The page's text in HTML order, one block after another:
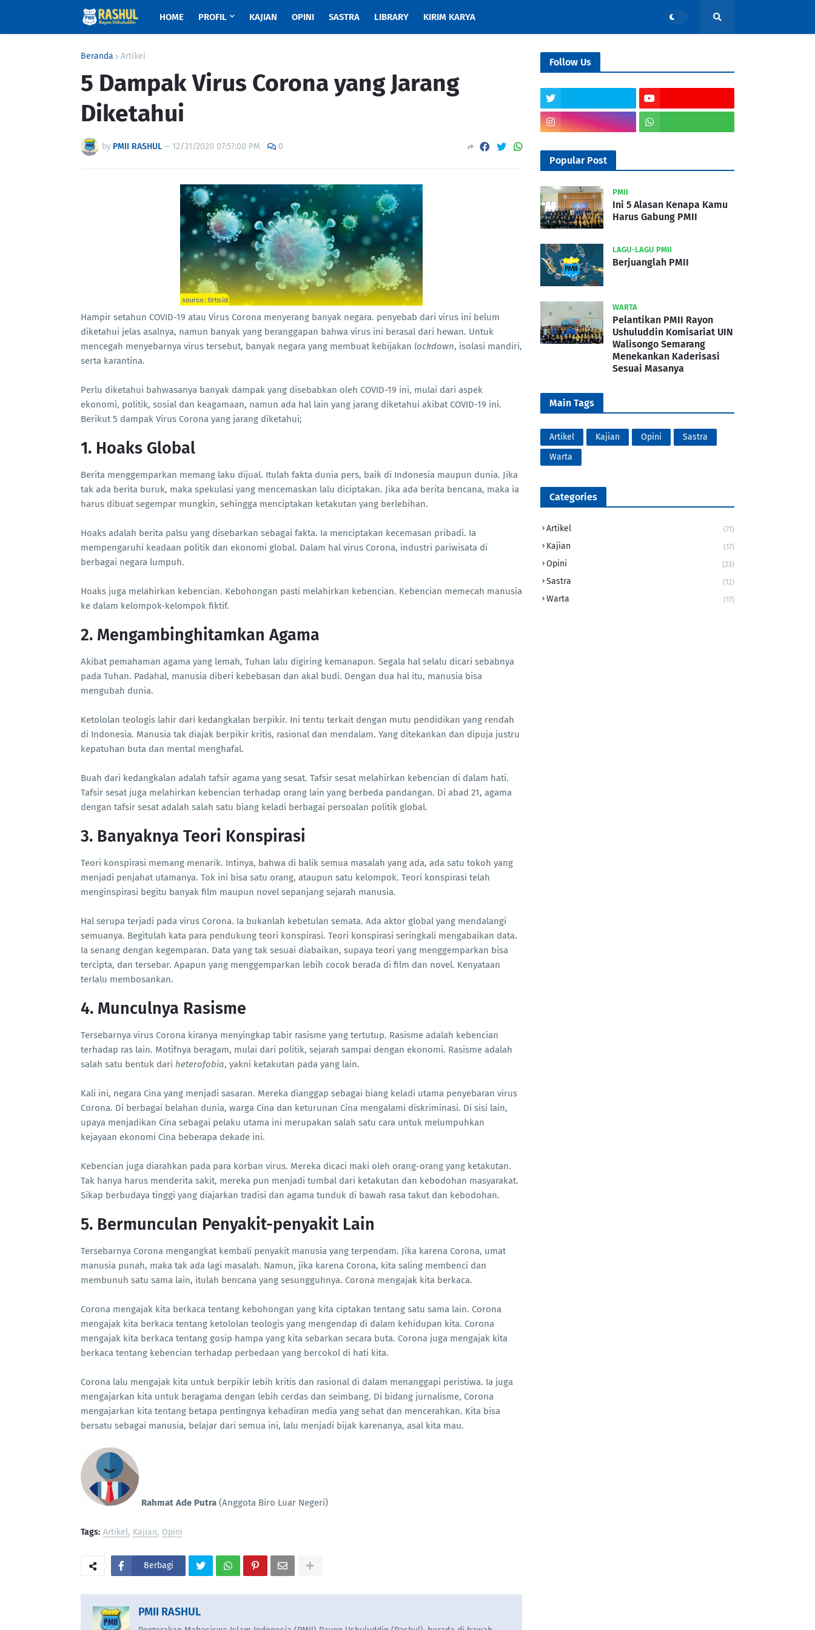
HOME PROFIL KAJIAN OPINI SASTRA LIBRARY KIRIM KARYA
Beranda Artikel
5 Dampak Virus Corona yang Jarang
Diketahui
by PMII RASHUL— 12/31/2020 07:57:00 PM 0
Hampir setahun COVID-19 atau Virus Corona menyerang banyak negara. penyebab dari virus ini belum
diketahui jelas asalnya, namun banyak yang beranggapan bahwa virus ini berasal dari hewan. Untuk
mencegah menyebarnya virus tersebut, banyak negara yang membuat kebijakan lockdown, isolasi mandiri,
serta karantina.
Perlu diketahui bahwasanya banyak dampak yang disebabkan oleh COVID-19 ini, mulai dari aspek
ekonomi, politik, sosial dan keagamaan, namun ada hal lain yang jarang diketahui akibat COVID-19 ini.
Berikut 5 dampak Virus Corona yang jarang diketahui;
1. Hoaks Global
Berita menggemparkan memang laku dijual. Itulah fakta dunia pers, baik di Indonesia maupun dunia. Jika
tak ada berita buruk, maka spekulasi yang mencemaskan lalu diciptakan. Jika ada berita bencana, maka ia
harus dibuat segempar mungkin, sehingga menciptakan ketakutan yang berlebihan.
Hoaks adalah berita palsu yang disebarkan sebagai fakta. Ia menciptakan kecemasan pribadi. Ia
mempengaruhi keadaan politik dan ekonomi global. Dalam hal virus Corona, industri pariwisata di
berbagai negara lumpuh.
Hoaks juga melahirkan kebencian. Kebohongan pasti melahirkan kebencian. Kebencian memecah manusia
ke dalam kelompok-kelompok fiktif.
2. Mengambinghitamkan Agama
Akibat pemahaman agama yang lemah, Tuhan lalu digiring kemanapun. Segala hal selalu dicari sebabnya
pada Tuhan. Padahal, manusia diberi kebebasan dan akal budi. Dengan dua hal itu, manusia bisa
mengubah dunia.
Ketololan teologis lahir dari kedangkalan berpikir. Ini tentu terkait dengan mutu pendidikan yang rendah
di Indonesia. Manusia tak diajak berpikir kritis, rasional dan mendalam. Yang ditekankan dan dipuja justru
kepatuhan buta dan mental menghafal.
Buah dari kedangkalan adalah tafsir agama yang sesat. Tafsir sesat melahirkan kebencian di dalam hati.
Tafsir sesat juga melahirkan kebencian terhadap orang lain yang berbeda pandangan. Di abad 21, agama
dengan tafsir sesat adalah salah satu biang keladi berbagai persoalan politik global.
3. Banyaknya Teori Konspirasi
Teori konspirasi memang menarik. Intinya, bahwa di balik semua masalah yang ada, ada satu tokoh yang
menjadi penjahat utamanya. Tok ini bisa satu orang, ataupun satu kelompok. Teori konspirasi telah
menginspirasi begitu banyak film maupun novel sepanjang sejarah manusia.
Hal serupa terjadi pada virus Corona. Ia bukanlah kebetulan semata. Ada aktor global yang mendalangi
semuanya. Begitulah kata para pendukung teori konspirasi. Teori konspirasi seringkali mengabaikan data.
Ia senang dengan kegemparan. Data yang tak sesuai diabaikan, supaya teori yang menggemparkan bisa
tercipta, dan tersebar. Apapun yang menggemparkan lebih cocok berada di film dan novel. Kenyataan
terlalu membosankan.
4. Munculnya Rasisme
Tersebarnya virus Corona kiranya menyingkap tabir rasisme yang tertutup. Rasisme adalah kebencian
terhadap ras lain. Motifnya beragam, mulai dari politik, sejarah sampai dengan ekonomi. Rasisme adalah
salah satu bentuk dari heterofobia, yakni ketakutan pada yang lain.
Kali ini, negara Cina yang menjadi sasaran. Mereka dianggap sebagai biang keladi utama penyebaran virus
Corona. Di berbagai belahan dunia, warga Cina dan keturunan Cina mengalami diskriminasi. Di sisi lain,
upaya menjadikan Cina sebagai pelaku utama ini merupakan salah satu cara untuk melumpuhkan
kejayaan ekonomi Cina beberapa dekade ini.
Kebencian juga diarahkan pada para korban virus. Mereka dicaci maki oleh orang-orang yang ketakutan.
Tak hanya harus menderita sakit, mereka pun menjadi tumbal dari ketakutan dan kebodohan masyarakat.
Sikap berbudaya tinggi yang diajarkan tradisi dan agama tunduk di bawah rasa takut dan kebodohan.
5. Bermunculan Penyakit-penyakit Lain
Tersebarnya Corona mengangkat kembali penyakit manusia yang terpendam. Jika karena Corona, umat
manusia punah, maka tak ada lagi masalah. Namun, jika karena Corona, kita saling membenci dan
membunuh satu sama lain, itulah bencana yang sesungguhnya. Corona mengajak kita berkaca.
Corona mengajak kita berkaca tentang kebohongan yang kita ciptakan tentang satu sama lain. Corona
mengajak kita berkaca tentang ketololan teologis yang mengendap di dalam kehidupan kita. Corona
mengajak kita berkaca tentang gosip hampa yang kita sebarkan secara buta. Corona juga mengajak kita
berkaca tentang kebencian terhadap perbedaan yang bercokol di hati kita.
Corona lalu mengajak kita untuk berpikir lebih kritis dan rasional di dalam menanggapi peristiwa. Ia juga
mengajarkan kita untuk beragama dengan lebih cerdas dan seimbang. Di bidang jurnalisme, Corona
mengajarkan kita tentang betapa pentingnya kehadiran media yang sehat dan mencerahkan. Kita bisa
bersatu sebagai manusia, belajar dari semua ini, lalu menjadi bijak karenanya, asal kita mau.
Rahmat Ade Putra (Anggota Biro Luar Negeri)
Tags: Artikel Kajian Opini
Berbagi
PMII RASHUL
Follow Us
Popular Post
PMII
Ini 5 Alasan Kenapa Kamu
Harus Gabung PMII
LAGU-LAGU PMII
Berjuanglah PMII
WARTA
Pelantikan PMII Rayon
Ushuluddin Komisariat UIN
Walisongo Semarang
Menekankan Kaderisasi
Sesuai Masanya
Main Tags
Artikel Kajian Opini
Sastra
Warta
Categories
Artikel (71)
Kajian (17)
Opini (23)
Sastra (12)
Warta (17)